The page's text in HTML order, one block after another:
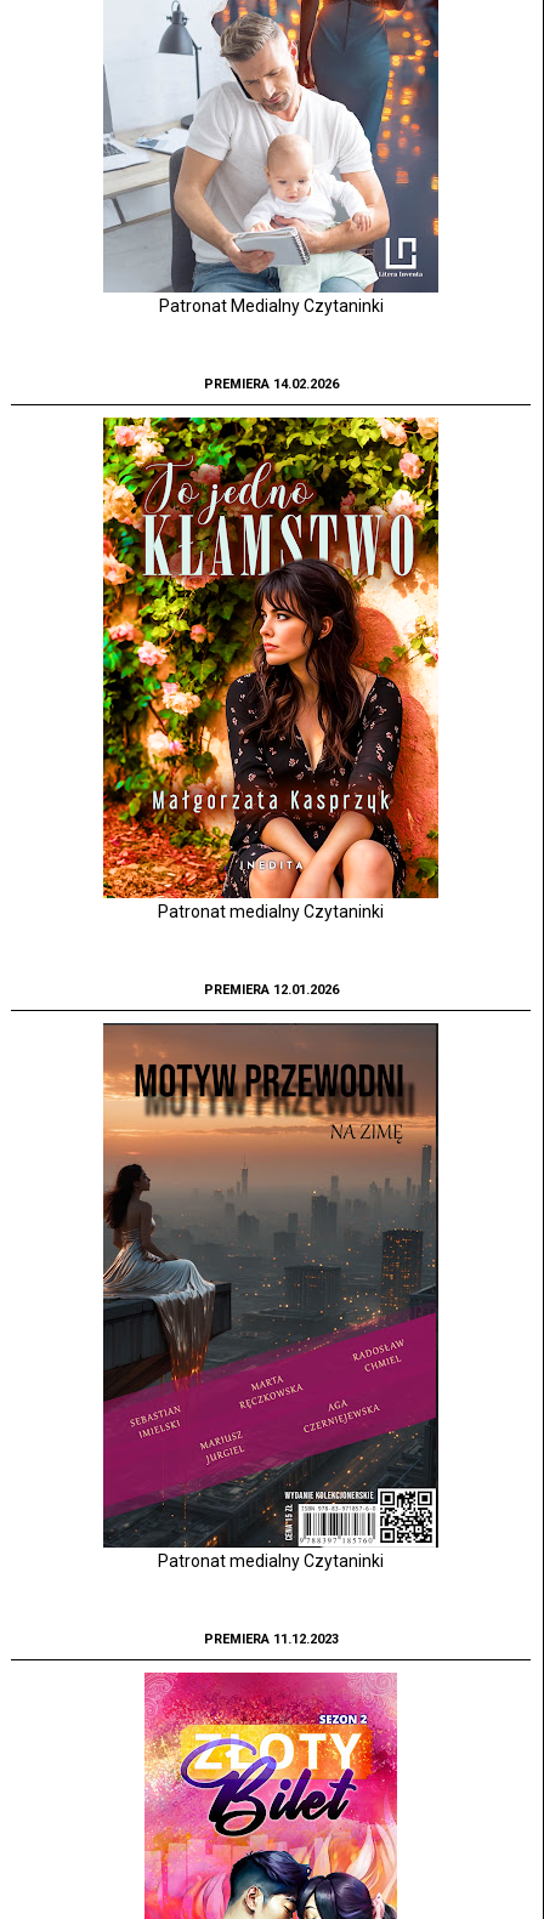
Patronat Medialny Czytaninki
PREMIERA 14.02.2026
Patronat medialny Czytaninki
PREMIERA 12.01.2026
Patronat medialny Czytaninki
PREMIERA 11.12.2023